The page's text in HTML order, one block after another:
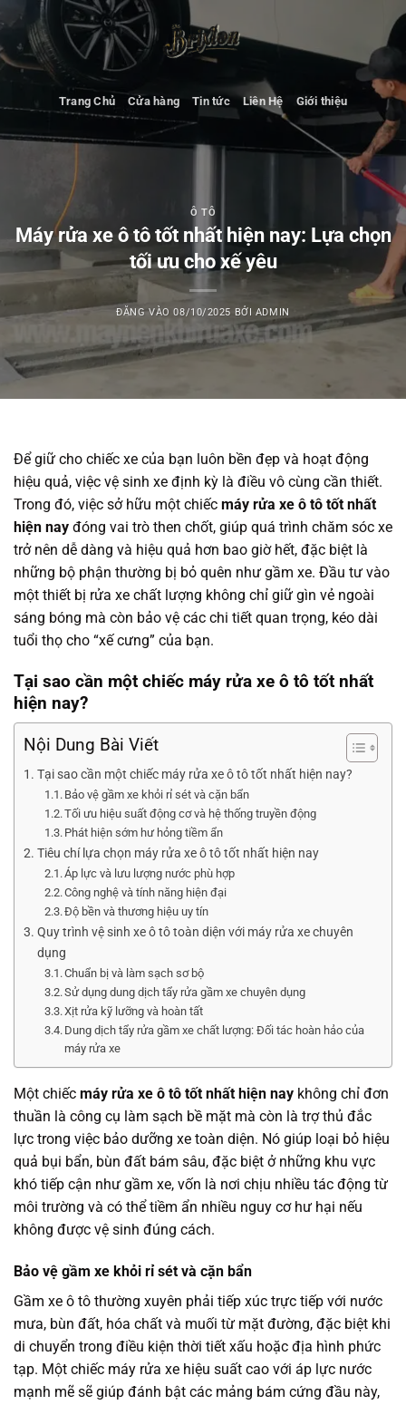
qua
nội
Trang Chủ Cửa hàng Tin tức Liên Hệ Giới thiệu
Ô TÔ
Máy rửa xe ô tô tốt nhất hiện nay: Lựa chọn
tối ưu cho xế yêu
ĐĂNG VÀO08/10/2025 BỞI ADMIN
Để giữ cho chiếc xe của bạn luôn bền đẹp và hoạt động
hiệu quả, việc vệ sinh xe định kỳ là điều vô cùng cần thiết.
Trong đó, việc sở hữu một chiếc máy rửa xe ô tô tốt nhất
hiện nay đóng vai trò then chốt, giúp quá trình chăm sóc xe
trở nên dễ dàng và hiệu quả hơn bao giờ hết, đặc biệt là
những bộ phận thường bị bỏ quên như gầm xe. Đầu tư vào
một thiết bị rửa xe chất lượng không chỉ giữ gìn vẻ ngoài
sáng bóng mà còn bảo vệ các chi tiết quan trọng, kéo dài
tuổi thọ cho “xế cưng” của bạn.
Tại sao cần một chiếc máy rửa xe ô tô tốt nhất
hiện nay?
Nội Dung Bài Viết
Tại sao cần một chiếc máy rửa xe ô tô tốt nhất hiện nay?
Bảo vệ gầm xe khỏi rỉ sét và cặn bẩn
Tối ưu hiệu suất động cơ và hệ thống truyền động
Phát hiện sớm hư hỏng tiềm ẩn
Tiêu chí lựa chọn máy rửa xe ô tô tốt nhất hiện nay
Áp lực và lưu lượng nước phù hợp
Công nghệ và tính năng hiện đại
Độ bền và thương hiệu uy tín
Quy trình vệ sinh xe ô tô toàn diện với máy rửa xe chuyên
dụng
Chuẩn bị và làm sạch sơ bộ
Sử dụng dung dịch tẩy rửa gầm xe chuyên dụng
Xịt rửa kỹ lưỡng và hoàn tất
Dung dịch tẩy rửa gầm xe chất lượng: Đối tác hoàn hảo của
máy rửa xe
Một chiếc máy rửa xe ô tô tốt nhất hiện nay không chỉ đơn
thuần là công cụ làm sạch bề mặt mà còn là trợ thủ đắc
lực trong việc bảo dưỡng xe toàn diện. Nó giúp loại bỏ hiệu
quả bụi bẩn, bùn đất bám sâu, đặc biệt ở những khu vực
khó tiếp cận như gầm xe, vốn là nơi chịu nhiều tác động từ
môi trường và có thể tiềm ẩn nhiều nguy cơ hư hại nếu
không được vệ sinh đúng cách.
Bảo vệ gầm xe khỏi rỉ sét và cặn bẩn
Gầm xe ô tô thường xuyên phải tiếp xúc trực tiếp với nước
mưa, bùn đất, hóa chất và muối từ mặt đường, đặc biệt khi
di chuyển trong điều kiện thời tiết xấu hoặc địa hình phức
tạp. Một chiếc máy rửa xe hiệu suất cao với áp lực nước
mạnh mẽ sẽ giúp đánh bật các mảng bám cứng đầu này,